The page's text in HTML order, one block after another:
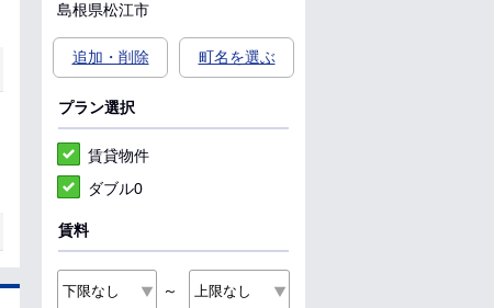
島根県松江市
追加・削除 町名を選ぶ
プラン選択
賃貸物件
ダブル0
賃料
～